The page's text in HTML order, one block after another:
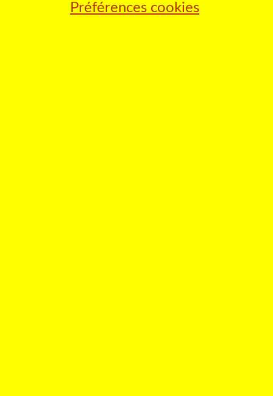
Préférences cookies